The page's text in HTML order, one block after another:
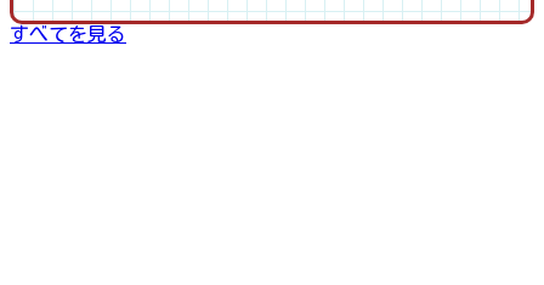
すべてを見る